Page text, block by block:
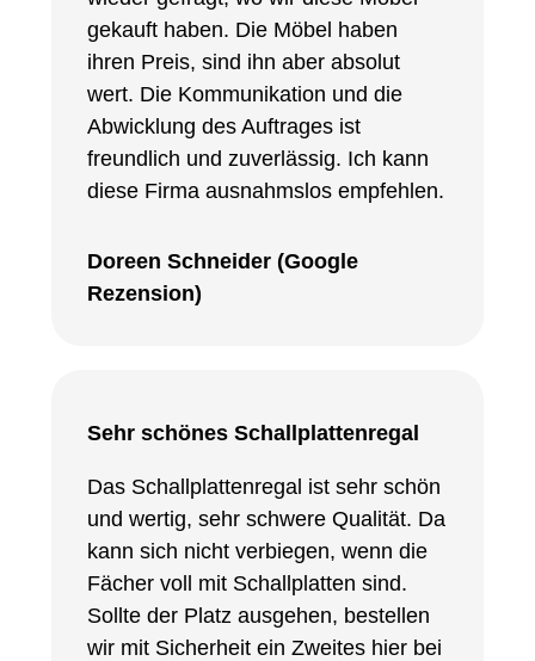
gekauft haben. Die Möbel haben
ihren Preis, sind ihn aber absolut
wert. Die Kommunikation und die
Abwicklung des Auftrages ist
freundlich und zuverlässig. Ich kann
diese Firma ausnahmslos empfehlen.
Doreen Schneider (Google
Rezension)
Sehr schönes Schallplattenregal
Das Schallplattenregal ist sehr schön
und wertig, sehr schwere Qualität. Da
kann sich nicht verbiegen, wenn die
Fächer voll mit Schallplatten sind.
Sollte der Platz ausgehen, bestellen
wir mit Sicherheit ein Zweites hier bei